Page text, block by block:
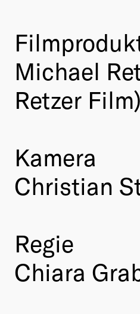
Michael
Retzer Film)
Kamera
Christian
Regie
Chiara